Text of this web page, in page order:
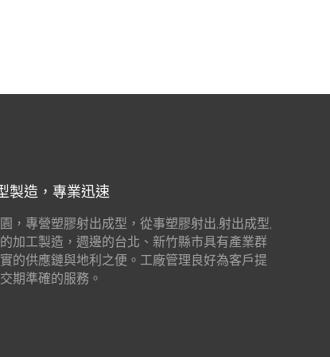
製造，專業迅速
，專營塑膠射出成型，從事塑膠射出,射出成型,
加工製造，週邊的台北、新竹縣市具有產業群
的供應鏈與地利之便。工廠管理良好為客戶提
期準確的服務。